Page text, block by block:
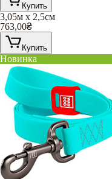
Купить
3,05м х 2,5см
763,00₴
Купить
Новинка